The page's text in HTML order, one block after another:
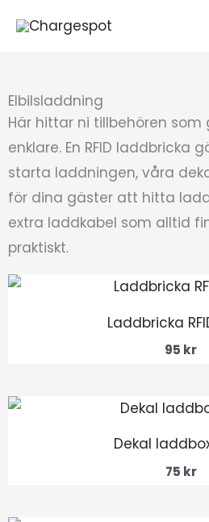
Elbilsladdning
Här hittar ni tillbehören
enklare. En RFID laddbricka
starta laddningen, våra
för dina gäster att hitta
extra laddkabel som alltid
praktiskt.
Laddbricka
95 kr
Dekal
75 kr